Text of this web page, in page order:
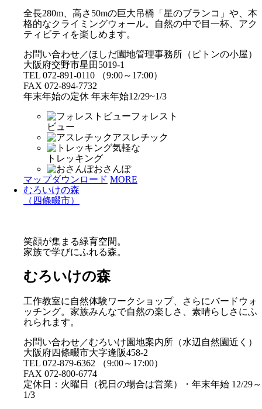
全長280m、高さ50mの巨大吊橋「星のブランコ」や、本
格的なクライミングウォール。自然の中で目一杯、アク
ティビティを楽しめます。
お問い合わせ／ほしだ園地管理事務所（ピトンの小屋）
大阪府交野市星田5019-1
TEL 072-891-0110 （9:00～17:00）
FAX 072-894-7732
年末年始の定休 年末年始12/29~1/3
フォレスト
ビュー
アスレチック
気軽な
トレッキング
おさんぽ
マップダウンロード MORE
むろいけの森
（四條畷市）
笑顔が集まる緑育空間。
家族で学びにふれる森。
むろいけの森
工作教室に自然体験ワークショップ、さらにバードウォ
ッチング。家族みんなで自然の楽しさ、素晴らしさにふ
れられます。
お問い合わせ／むろいけ園地案内所（水辺自然園近く）
大阪府四條畷市大字逢阪458-2
TEL 072-879-6362 （9:00～17:00）
FAX 072-800-6774
定休日：火曜日（祝日の場合は営業）・年末年始 12/29～
1/3